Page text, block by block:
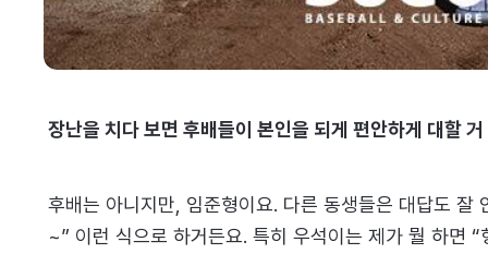
장난을 치다 보면 후배들이 본인을 되게 편안하게 대할
후배는 아니지만, 임준형이요. 다른 동생들은 대답도 잘
~” 이런 식으로 하거든요. 특히 우석이는 제가 뭘 하면